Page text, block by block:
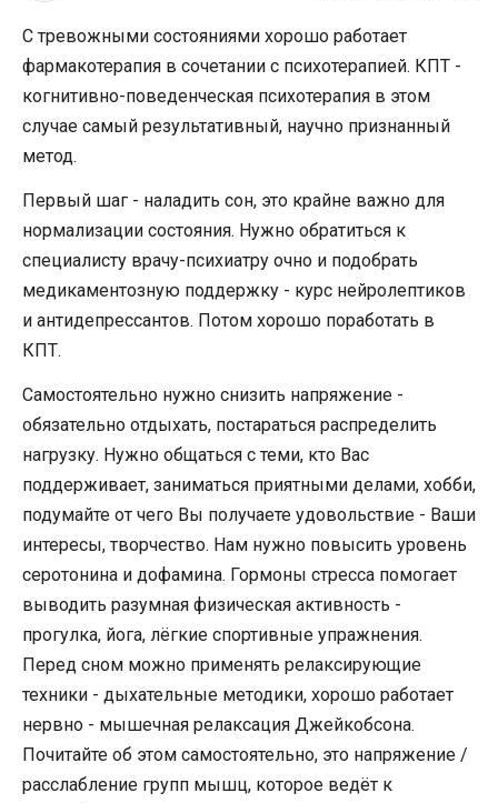
С тревожными состояниями хорошо работает
фармакотерапия в сочетании с психотерапией. КПТ -
когнитивно-поведенческая психотерапия в этом
случае самый результативный, научно признанный
метод.
Первый шаг - наладить сон, это крайне важно для
нормализации состояния. Нужно обратиться к
специалисту врачу-психиатру очно и подобрать
медикаментозную поддержку - курс нейролептиков
и антидепрессантов. Потом хорошо поработать в
КПТ.
Самостоятельно нужно снизить напряжение -
обязательно отдыхать, постараться распределить
нагрузку. Нужно общаться с теми, кто Вас
поддерживает, заниматься приятными делами, хобби,
подумайте от чего Вы получаете удовольствие - Ваши
интересы, творчество. Нам нужно повысить уровень
серотонина и дофамина. Гормоны стресса помогает
выводить разумная физическая активность -
прогулка, йога, лёгкие спортивные упражнения.
Перед сном можно применять релаксирующие
техники - дыхательные методики, хорошо работает
нервно - мышечная релаксация Джейкобсона.
Почитайте об этом самостоятельно, это напряжение /
расслабление групп мышц, которое ведёт к